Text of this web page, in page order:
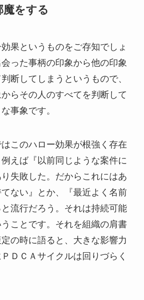
をする
果というものをご存知でしょ
った事柄の印象から他の印象
断してしまうというもので、
らその人のすべてを判断して
事象です。
このハロー効果が根強く存在
えば『以前同じような案件に
失敗した。だからこれにはあ
ない』とか、『最近よく名前
流行だろう。それは持続可能
ことです。それを組織の肩書
の時に語ると、大きな影響力
ＤＣＡサイクルは回りづらく